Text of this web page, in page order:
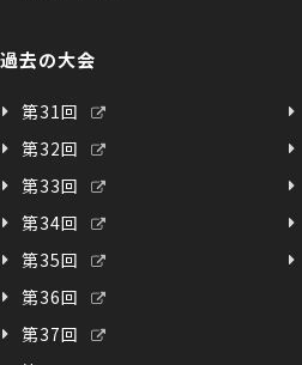
過去の大会
第31回
第32回
第33回
第34回
第35回
第36回
第37回